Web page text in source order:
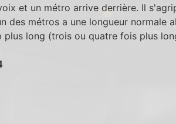
et un métro arrive derrière. Il
des métros a une longueur normale
plus long (trois ou quatre fois plus